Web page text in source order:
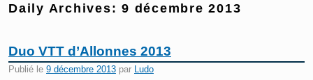
Daily Archives:9 décembre 2013
Duo VTT d’Allonnes 2013
Publié le 9 décembre 2013 par Ludo